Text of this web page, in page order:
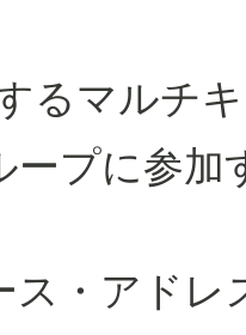
るマルチ
ープに参加
ス・アドレ